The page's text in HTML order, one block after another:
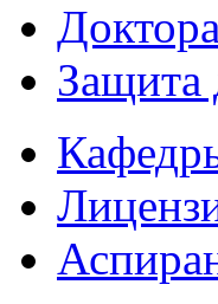
Защита